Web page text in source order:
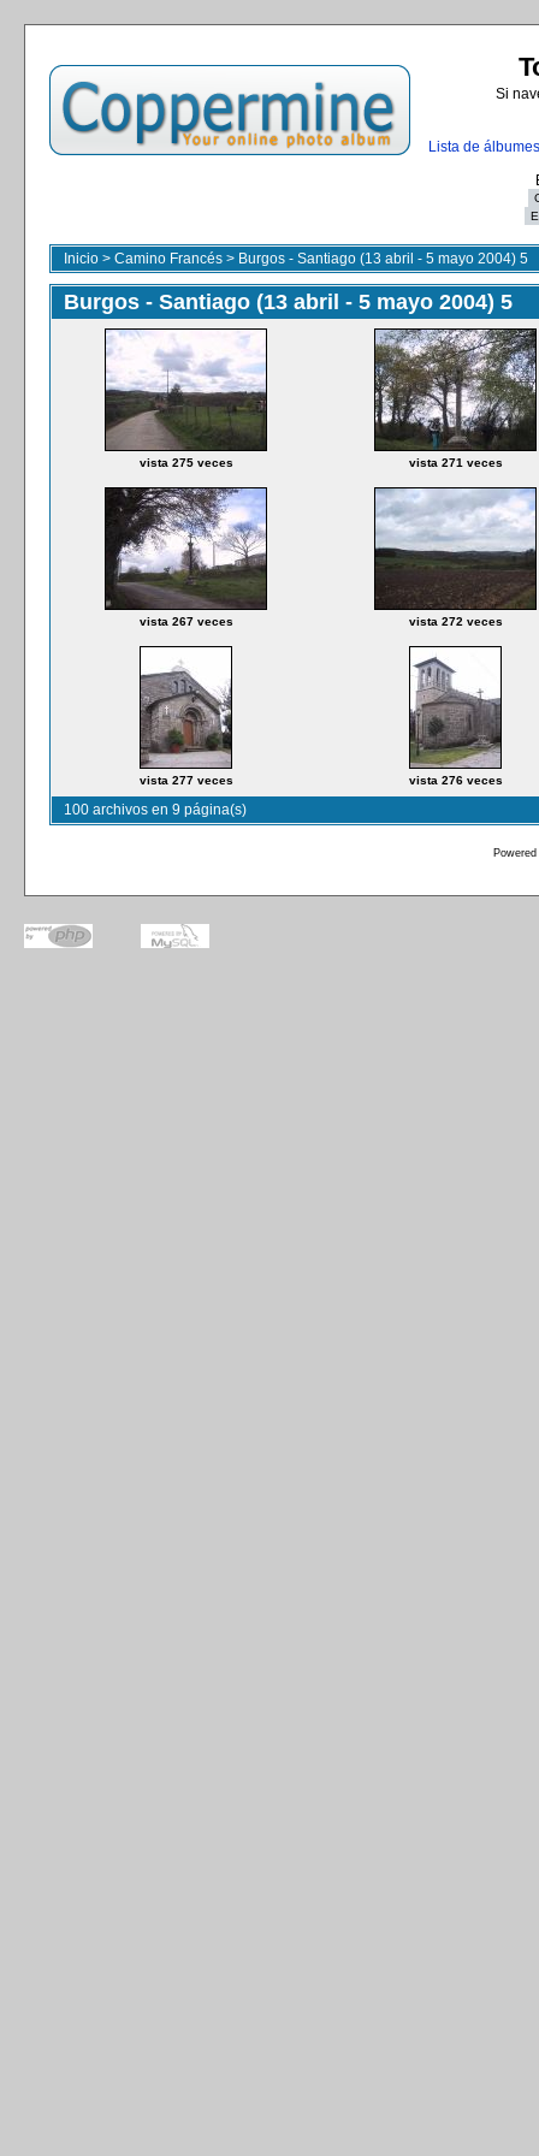
Si
Lista de álbumes
Inicio > Camino Francés > Burgos - Santiago (13 abril - 5 mayo 2004) 5
Burgos - Santiago (13 abril - 5 mayo 2004) 5
vista 275 veces vista 271 veces
vista 267 veces vista 272 veces
vista 277 veces vista 276 veces
100 archivos en 9 página(s)